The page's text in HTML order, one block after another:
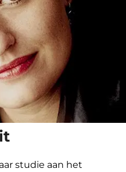
studie aan het